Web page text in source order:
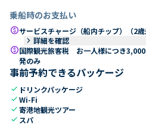
乗船時のお支払い
paidサービスチャージ（船内チップ）（2歳
keyboard_arrow_right 詳細を確認
paid国際観光旅客税 お一人様につき
発のみ
事前予約できるパッケージ
check ドリンクパッケージ
checkWi-Fi
check寄港地観光ツアー
check スパ